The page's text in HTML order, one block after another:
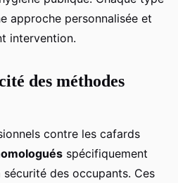
approche personnalisée et
intervention.
des méthodes
contre les cafards
spécifiquement
des occupants. Ces